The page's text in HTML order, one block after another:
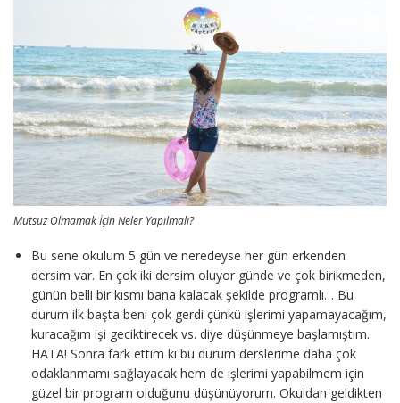
Mutsuz Olmamak İçin Neler Yapılmalı?
Bu sene okulum 5 gün ve neredeyse her gün erkenden
dersim var. En çok iki dersim oluyor günde ve çok birikmeden,
günün belli bir kısmı bana kalacak şekilde programlı… Bu
durum ilk başta beni çok gerdi çünkü işlerimi yapamayacağım,
kuracağım işi geciktirecek vs. diye düşünmeye başlamıştım.
HATA! Sonra fark ettim ki bu durum derslerime daha çok
odaklanmamı sağlayacak hem de işlerimi yapabilmem için
güzel bir program olduğunu düşünüyorum. Okuldan geldikten